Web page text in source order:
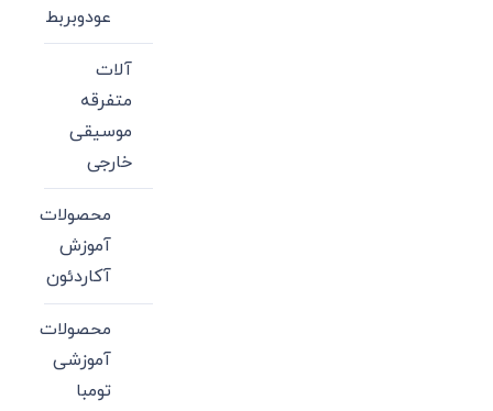
عودوبربط
آلات
متفرقه
موسیقی
خارجی
محصولات
آموزش
آکاردئون
محصولات
آموزشی
تومبا